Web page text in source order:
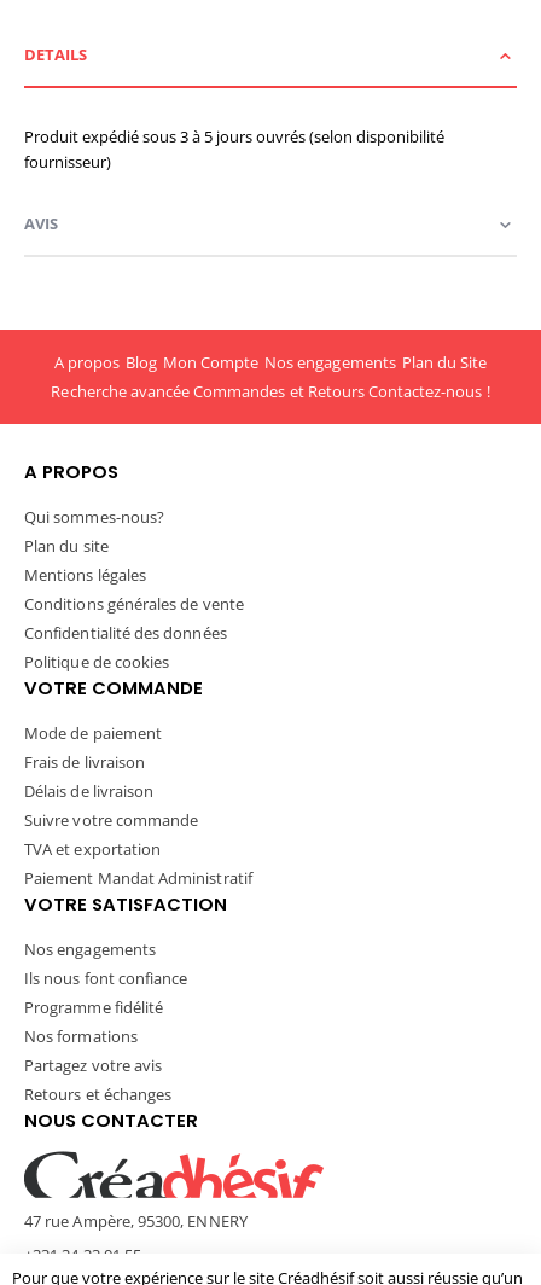
DETAILS
Produit expédié sous 3 à 5 jours ouvrés (selon disponibilité
fournisseur)
AVIS
A propos Blog Mon Compte Nos engagements Plan du Site
Recherche avancéeCommandes et RetoursContactez-nous !
A PROPOS
Qui sommes-nous?
Plan du site
Mentions légales
Conditions générales de vente
Confidentialité des données
Politique de cookies
VOTRE COMMANDE
Mode de paiement
Frais de livraison
Délais de livraison
Suivre votre commande
TVA et exportation
Paiement Mandat Administratif
VOTRE SATISFACTION
Nos engagements
Ils nous font confiance
Programme fidélité
Nos formations
Partagez votre avis
Retours et échanges
NOUS CONTACTER
47 rue Ampère, 95300, ENNERY
+331 34 33 01 55
Pour que votre expérience sur le site Créadhésif soit aussi réussie qu’un